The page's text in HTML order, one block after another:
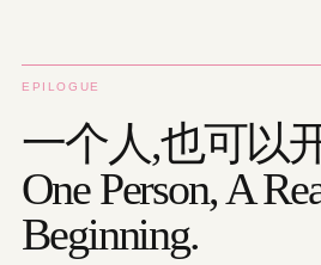
EPILOGUE
一个人,也可以
One Person, A
Beginning.